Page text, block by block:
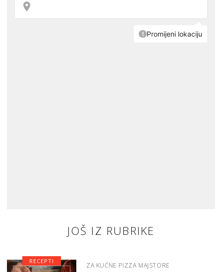
JOŠ IZ RUBRIKE
ZA KUĆNE PIZZA MAJSTORE
RECEPTI